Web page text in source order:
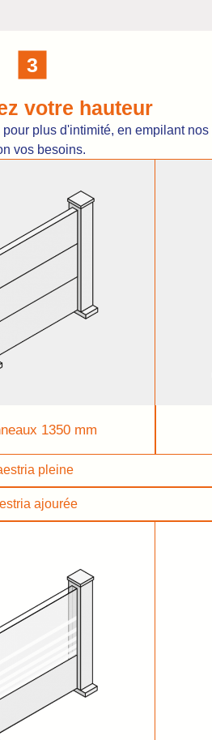
votre hauteur
plus d'intimité, en empilant
vos besoins.
1350 mm
pleine
ajourée